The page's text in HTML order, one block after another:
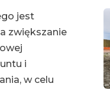
jest
zwiększanie
i
w celu